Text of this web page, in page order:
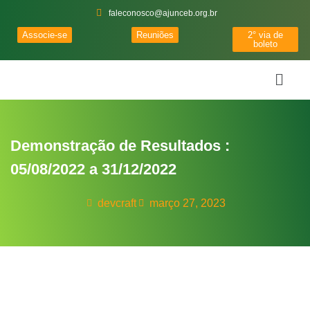
faleconosco@ajunceb.org.br
Associe-se Reuniões
2° via de
boleto
Demonstração de Resultados :
05/08/2022 a 31/12/2022
devcraft março 27, 2023